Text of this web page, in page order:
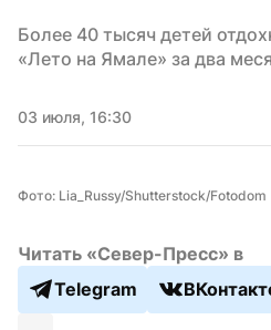
Более 40 тысяч детей
«Лето на Ямале» за два
03 июля, 16:30
Фото: Lia_Russy/Shutterstock/Fotodom
Читать «Север-Пресс» в
Telegram